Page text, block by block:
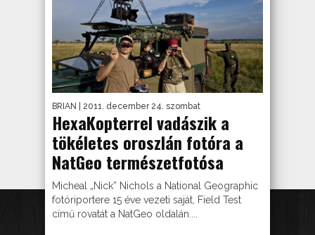
BRIAN | 2011. december 24. szombat
HexaKopterrel vadászik a
tökéletes oroszlán fotóra a
NatGeo természetfotósa
Micheal „Nick” Nichols a National Geographic
fotóriportere 15 éve vezeti saját, Field Test
című rovatát a NatGeo oldalán....